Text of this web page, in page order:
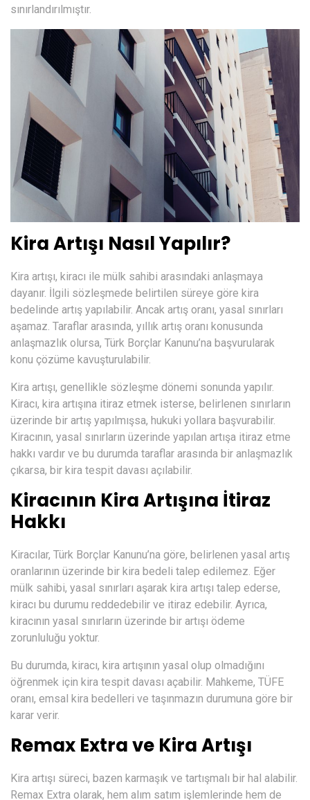
sınırlandırılmıştır.
Kira Artışı Nasıl Yapılır?
Kira artışı, kiracı ile mülk sahibi arasındaki anlaşmaya
dayanır. İlgili sözleşmede belirtilen süreye göre kira
bedelinde artış yapılabilir. Ancak artış oranı, yasal sınırları
aşamaz. Taraflar arasında, yıllık artış oranı konusunda
anlaşmazlık olursa, Türk Borçlar Kanunu’na başvurularak
konu çözüme kavuşturulabilir.
Kira artışı, genellikle sözleşme dönemi sonunda yapılır.
Kiracı, kira artışına itiraz etmek isterse, belirlenen sınırların
üzerinde bir artış yapılmışsa, hukuki yollara başvurabilir.
Kiracının, yasal sınırların üzerinde yapılan artışa itiraz etme
hakkı vardır ve bu durumda taraflar arasında bir anlaşmazlık
çıkarsa, bir kira tespit davası açılabilir.
Kiracının Kira Artışına İtiraz
Hakkı
Kiracılar, Türk Borçlar Kanunu’na göre, belirlenen yasal artış
oranlarının üzerinde bir kira bedeli talep edilemez. Eğer
mülk sahibi, yasal sınırları aşarak kira artışı talep ederse,
kiracı bu durumu reddedebilir ve itiraz edebilir. Ayrıca,
kiracının yasal sınırların üzerinde bir artışı ödeme
zorunluluğu yoktur.
Bu durumda, kiracı, kira artışının yasal olup olmadığını
öğrenmek için kira tespit davası açabilir. Mahkeme, TÜFE
oranı, emsal kira bedelleri ve taşınmazın durumuna göre bir
karar verir.
Remax Extra ve Kira Artışı
Kira artışı süreci, bazen karmaşık ve tartışmalı bir hal alabilir.
Remax Extra olarak, hem alım satım işlemlerinde hem de